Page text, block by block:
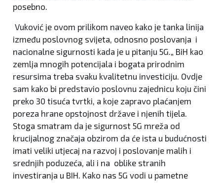
posebno.
Vuković je ovom prilikom naveo kako je tanka linija
između poslovnog svijeta, odnosno poslovanja i
nacionalne sigurnosti kada je u pitanju 5G.„ BiH kao
zemlja mnogih potencijala i bogata prirodnim
resursima treba svaku kvalitetnu investiciju. Ovdje
sam kako bi predstavio poslovnu zajednicu koju čini
preko 30 tisuća tvrtki, a koje zapravo plaćanjem
poreza hrane opstojnost države i njenih tijela.
Stoga smatram da je sigurnost 5G mreža od
krucijalnog značaja obzirom da će ista u budućnosti
imati veliki utjecaj na razvoj i poslovanje malih i
srednjih poduzeća, ali i na oblike stranih
investiranja u BIH. Kako nas 5G vodi u pametne